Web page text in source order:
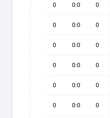
0
0:0
0
0
0:0
0
0
0:0
0
0
0:0
0
0
0:0
0
0
0:0
0